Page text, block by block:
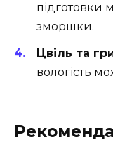
підготовки
зморшки.
Цвіль та
вологість